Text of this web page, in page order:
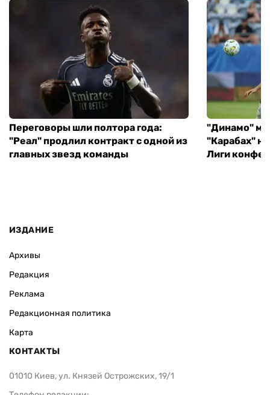
Переговоры шли полтора года:
"Реал" продлил контракт с одной из
главных звезд команды
"Динамо"
"Карабах"
Лиги
ИЗДАНИЕ
Архивы
Редакция
Реклама
Редакционная политика
Карта
КОНТАКТЫ
01010 Киев, ул. Князей Острожских, 19/1